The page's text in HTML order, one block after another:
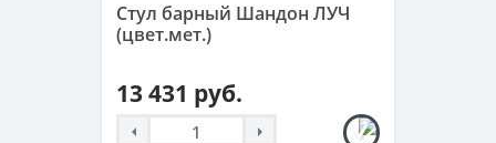
Стул барный Шандон ЛУЧ
(цвет.мет.)
13 431 руб.